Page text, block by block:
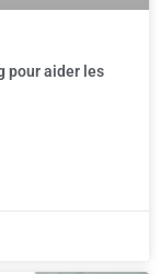
pour aider les